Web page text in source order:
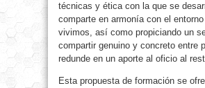
técnicas y ética con la que se
comparte en armonía con el
vivimos, así como propiciando un
compartir genuino y concreto entre
redunde en un aporte al oficio al
Esta propuesta de formación se